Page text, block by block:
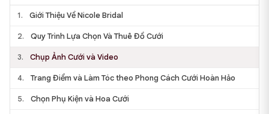
1. Giới Thiệu Về Nicole Bridal
2. Quy Trình Lựa Chọn Và Thuê Đồ Cưới
3. Chụp Ảnh Cưới và Video
4. Trang Điểm và Làm Tóc theo Phong Cách Cưới Hoàn Hảo
5. Chọn Phụ Kiện và Hoa Cưới